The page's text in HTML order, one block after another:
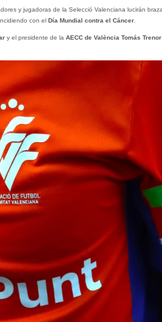
y jugadoras de la Selecció Valenciana lucirán
con el Día Mundial contra el Cáncer.
y el presidente de la AECC de València Tomás Trenor